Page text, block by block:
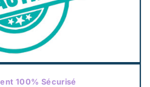
100% Sécurisé